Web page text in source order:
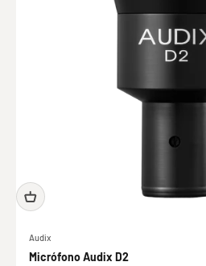
Audix
Micrófono Audix D2